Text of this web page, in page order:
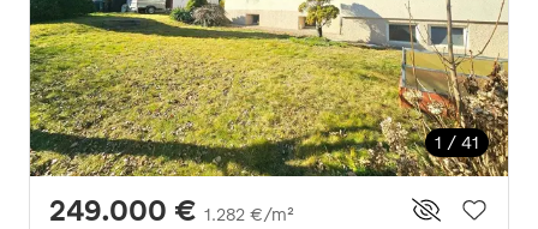
1 / 41
249.000 € 1.282 €/m²